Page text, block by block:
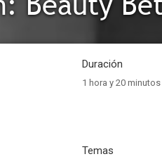
Duración
1 hora y 20 minutos
Temas